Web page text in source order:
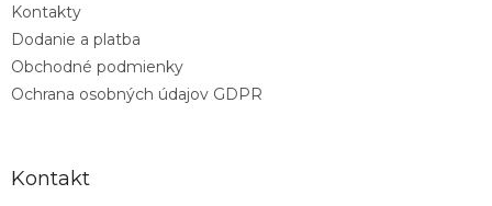
Kontakty
Dodanie a platba
Obchodné podmienky
Ochrana osobných údajov GDPR
Kontakt